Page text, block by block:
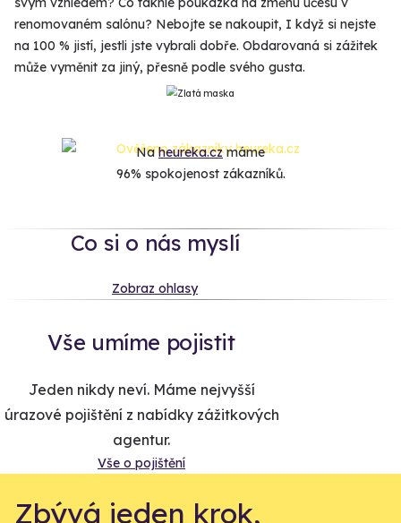
renomovaném salónu? Nebojte se nakoupit, I když si nejste
na 100 % jistí, jestli jste vybrali dobře. Obdarovaná si zážitek
může vyměnit za jiný, přesně podle svého gusta.
Naheureka.czmáme
96% spokojenost zákazníků.
Co si o nás myslí
Zobraz ohlasy
Vše umíme pojistit
Jeden nikdy neví. Máme nejvyšší
úrazové pojištění z nabídky zážitkových
agentur.
Vše o pojištění
Zbývá jeden krok,